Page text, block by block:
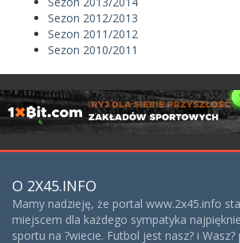
Sezon 2012/2013
Sezon 2011/2012
Sezon 2010/2011
O 2X45.INFO
Mamy nadzieję, że portal www.2x45.info
miejscem dla każdego sympatyka
sportu na ?wiecie. Futbol jest nasz? i Wasz?